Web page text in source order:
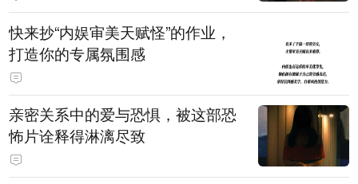
快来抄“内娱审美天赋怪”的作业，
打造你的专属氛围感
亲密关系中的爱与恐惧，被这部恐
怖片诠释得淋漓尽致